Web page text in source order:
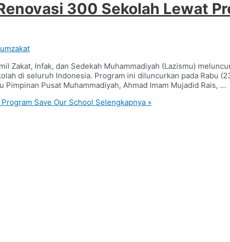
300 Sekolah Lewat
Zakat, Infak, dan Sedekah Muhammadiyah (Lazismu)
di seluruh Indonesia. Program ini diluncurkan pada Rabu
Pimpinan Pusat Muhammadiyah, Ahmad Imam Mujadid Rais, …
Save Our School Selengkapnya »